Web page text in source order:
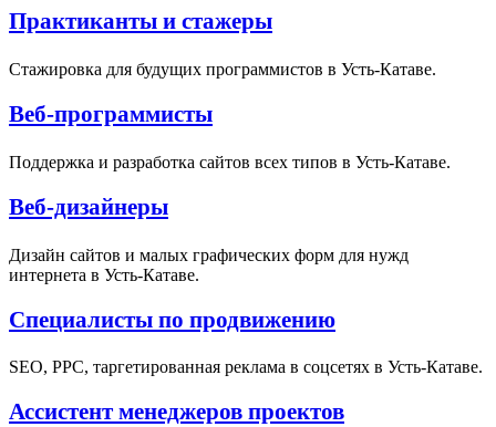
Практиканты и стажеры
Стажировка для будущих программистов в Усть-Катаве.
Веб-программисты
Поддержка и разработка сайтов всех типов в Усть-Катаве.
Веб-дизайнеры
Дизайн сайтов и малых графических форм для нужд
интернета в Усть-Катаве.
Специалисты по продвижению
SEO, PPC, таргетированная реклама в соцсетях в Усть-Катаве.
Ассистент менеджеров проектов